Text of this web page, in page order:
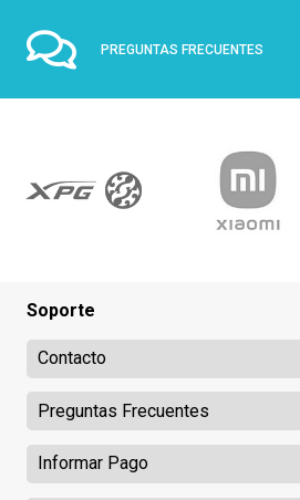
PREGUNTAS FRECUENTES
Soporte
Contacto
Preguntas Frecuentes
Informar Pago